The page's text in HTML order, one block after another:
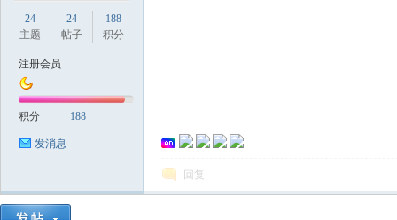
24
主题
24
帖子
188
积分
注册会员
积分 188
发消息
回复